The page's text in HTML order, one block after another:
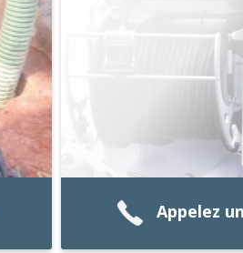
Appelez